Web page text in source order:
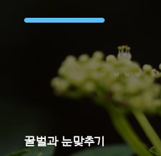
꿀벌과 눈맞추기